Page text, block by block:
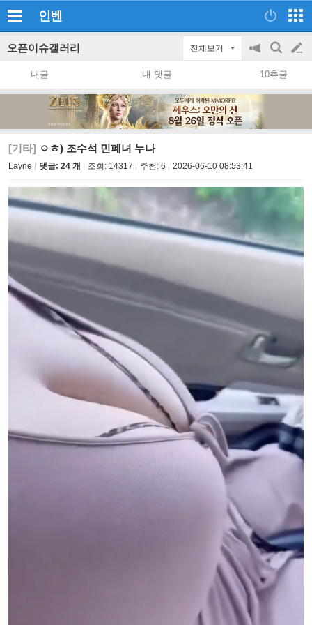
인벤
오픈이슈갤러리 전체보기
공
지
on/off
검
색
글
쓰
내글 내 댓글 10추글
[기타] ㅇㅎ) 조수석 민폐녀 누나
Layne 댓글: 24 개 조회: 14317 추천: 6 2026-06-10 08:53:41